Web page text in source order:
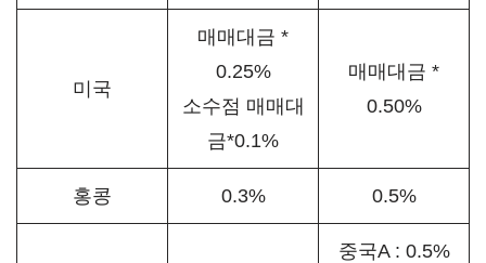
미국
매매대금 *
0.25%
소수점 매매대
금*0.1%
매매대금 *
0.50%
홍콩 0.3% 0.5%
중국A : 0.5%